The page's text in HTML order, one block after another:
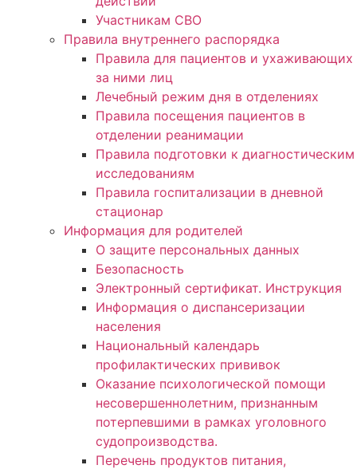
Участникам СВО
Правила внутреннего распорядка
Правила для пациентов и ухаживающих
за ними лиц
Лечебный режим дня в отделениях
Правила посещения пациентов в
отделении реанимации
Правила подготовки к диагностическим
исследованиям
Правила госпитализации в дневной
стационар
Информация для родителей
О защите персональных данных
Безопасность
Электронный сертификат. Инструкция
Информация о диспансеризации
населения
Национальный календарь
профилактических прививок
Оказание психологической помощи
несовершеннолетним, признанным
потерпевшими в рамках уголовного
судопроизводства.
Перечень продуктов питания,